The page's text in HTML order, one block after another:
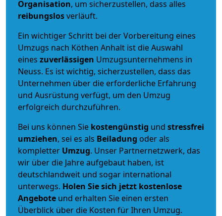
Organisation, um sicherzustellen, dass alles
reibungslosverläuft.
Ein wichtiger Schritt bei der Vorbereitung eines
Umzugs nach Köthen Anhalt ist die Auswahl
eines zuverlässigen Umzugsunternehmens in
Neuss. Es ist wichtig, sicherzustellen, dass das
Unternehmen über die erforderliche Erfahrung
und Ausrüstung verfügt, um den Umzug
erfolgreich durchzuführen.
Bei uns können Sie kostengünstig und stressfrei
umziehen, sei es als Beiladung oder als
kompletter Umzug. Unser Partnernetzwerk, das
wir über die Jahre aufgebaut haben, ist
deutschlandweit und sogar international
unterwegs. Holen Sie sich jetzt kostenlose
Angebote und erhalten Sie einen ersten
Überblick über die Kosten für Ihren Umzug.